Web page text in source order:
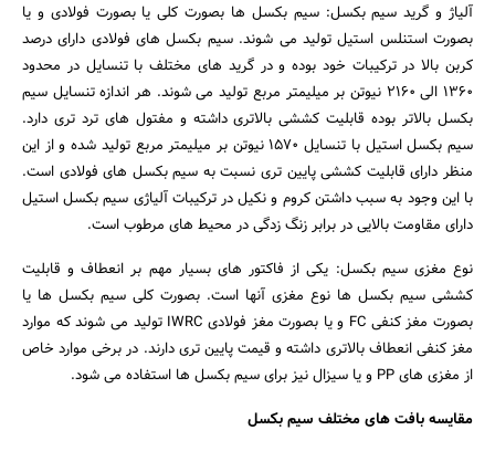
آلیاژ و گرید سیم بکسل: سیم بکسل ها بصورت کلی یا بصورت فولادی و یا
بصورت استنلس استیل تولید می شوند. سیم بکسل های فولادی دارای درصد
کربن بالا در ترکیبات خود بوده و در گرید های مختلف با تنسایل در محدود
1360 الی 2160 نیوتن بر میلیمتر مربع تولید می شوند. هر اندازه تنسایل سیم
بکسل بالاتر بوده قابلیت کششی بالاتری داشته و مفتول های ترد تری دارد.
سیم بکسل استیل با تنسایل 1570 نیوتن بر میلیمتر مربع تولید شده و از این
منظر دارای قابلیت کششی پایین تری نسبت به سیم بکسل های فولادی است.
با این وجود به سبب داشتن کروم و نکیل در ترکیبات آلیاژی سیم بکسل استیل
دارای مقاومت بالایی در برابر زنگ زدگی در محیط های مرطوب است.
نوع مغزی سیم بکسل: یکی از فاکتور های بسیار مهم بر انعطاف و قابلیت
کششی سیم بکسل ها نوع مغزی آنها است. بصورت کلی سیم بکسل ها یا
بصورت مغز کنفی FC و یا بصورت مغز فولادی IWRC تولید می شوند که موارد
مغز کنفی انعطاف بالاتری داشته و قیمت پایین تری دارند. در برخی موارد خاص
از مغزی های PP و یا سیزال نیز برای سیم بکسل ها استفاده می شود.
مقایسه بافت های مختلف سیم بکسل